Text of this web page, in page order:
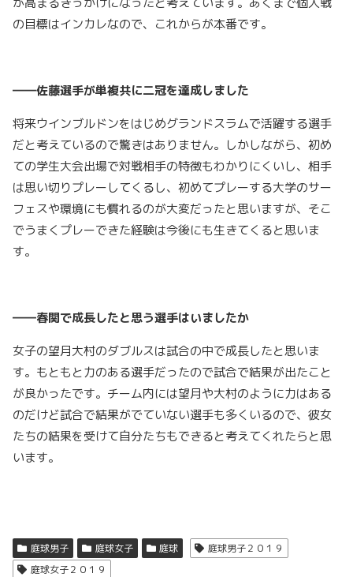
の目標はインカレなので、これからが本番です。
――佐藤選手が単複共に二冠を達成しました
将来ウインブルドンをはじめグランドスラムで活躍する選手
だと考えているので驚きはありません。しかしながら、初め
ての学生大会出場で対戦相手の特徴もわかりにくいし、相手
は思い切りプレーしてくるし、初めてプレーする大学のサー
フェスや環境にも慣れるのが大変だったと思いますが、そこ
でうまくプレーできた経験は今後にも生きてくると思いま
す。
――春関で成長したと思う選手はいましたか
女子の望月大村のダブルスは試合の中で成長したと思いま
す。もともと力のある選手だったので試合で結果が出たこと
が良かったです。チーム内には望月や大村のように力はある
のだけど試合で結果がでていない選手も多くいるので、彼女
たちの結果を受けて自分たちもできると考えてくれたらと思
います。
庭球男子 庭球女子 庭球
庭球男子２０１９
庭球女子２０１９